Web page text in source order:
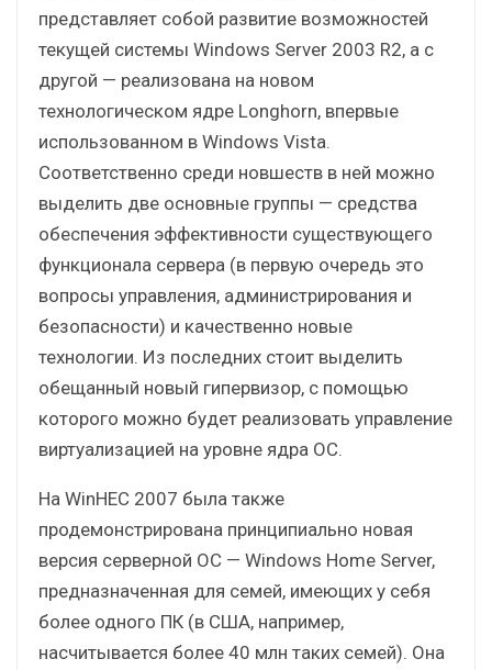
представляет собой развитие возможностей
текущей системы Windows Server 2003 R2, а с
другой — реализована на новом
технологическом ядре Longhorn, впервые
использованном в Windows Vista.
Соответственно среди новшеств в ней можно
выделить две основные группы — средства
обеспечения эффективности существующего
функционала сервера (в первую очередь это
вопросы управления, администрирования и
безопасности) и качественно новые
технологии. Из последних стоит выделить
обещанный новый гипервизор, с помощью
которого можно будет реализовать управление
виртуализацией на уровне ядра ОС.
На WinHEC 2007 была также
продемонстрирована принципиально новая
версия серверной ОС — Windows Home Server,
предназначенная для семей, имеющих у себя
более одного ПК (в США, например,
насчитывается более 40 млн таких семей). Она